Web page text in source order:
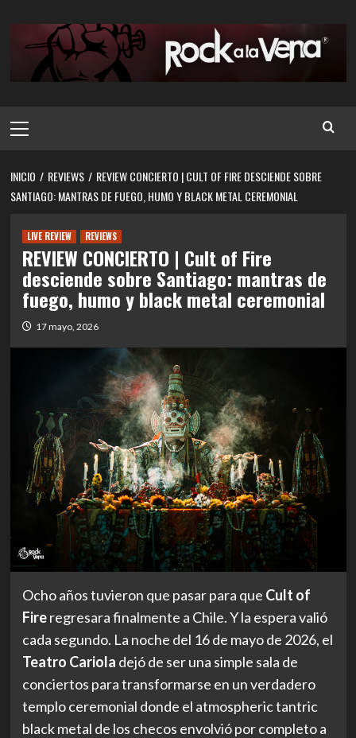
contenido
principal
INICIO REVIEWS
REVIEW CONCIERTO | CULT OF FIRE DESCIENDE SOBRE
SANTIAGO: MANTRAS DE FUEGO, HUMO Y BLACK METAL CEREMONIAL
LIVE REVIEW REVIEWS
REVIEW CONCIERTO | Cult of Fire
desciende sobre Santiago: mantras de
fuego, humo y black metal ceremonial
17 mayo, 2026
Ocho años tuvieron que pasar para que Cult of
Fireregresara finalmente a Chile. Y la espera valió
cada segundo. La noche del 16 de mayo de 2026, el
Teatro Cariola dejó de ser una simple sala de
conciertos para transformarse en un verdadero
templo ceremonial donde el atmospheric tantric
black metal de los checos envolvió por completo a